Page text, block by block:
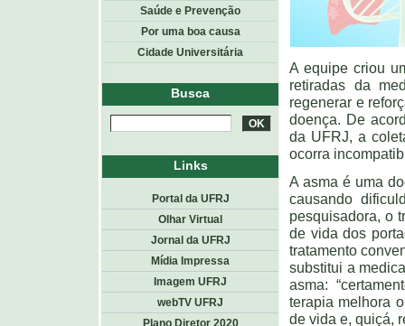
A equipe criou
retiradas da
regenerar e
doença. De
da UFRJ, a
ocorra
A asma é uma
causando
pesquisadora, o
de vida dos
tratamento
substitui a
asma:
terapia melhora
de vida e, quiçá,
Saúde e Prevenção
Por uma boa causa
Cidade Universitária
Busca
Links
Portal da UFRJ
Olhar Virtual
Jornal da UFRJ
Mídia Impressa
Imagem UFRJ
webTV UFRJ
Plano Diretor 2020